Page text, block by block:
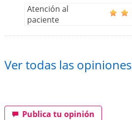
Atención al
paciente
Ver todas las opiniones
Publica tu opinión